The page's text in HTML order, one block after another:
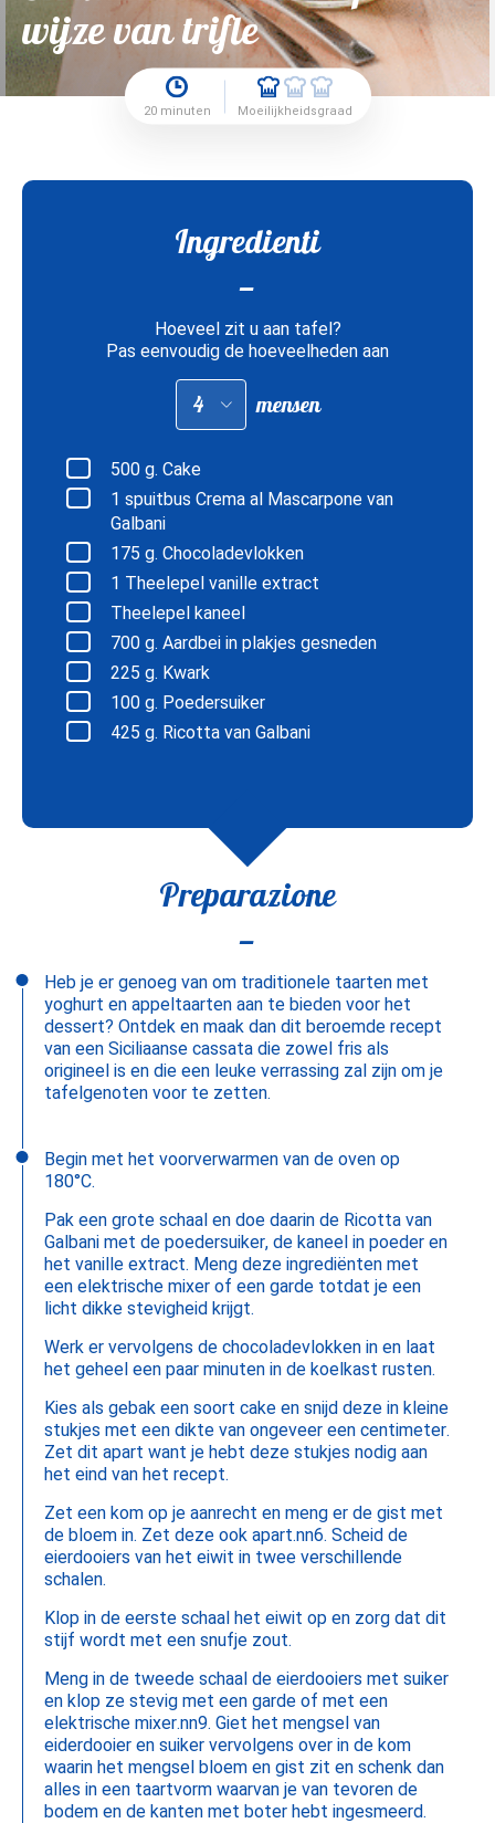
wijze van trifle
20 minuten Moeilijkheidsgraad
Ingredienti
Hoeveel zit u aan tafel?
Pas eenvoudig de hoeveelheden aan
Pas
hoeveelheden
aan
voor:
mensen
500 g. Cake
1 spuitbus Crema al Mascarpone van
Galbani
175 g. Chocoladevlokken
1 Theelepel vanille extract
Theelepel kaneel
700 g. Aardbei in plakjes gesneden
225 g. Kwark
100 g. Poedersuiker
425 g. Ricotta van Galbani
Preparazione
Heb je er genoeg van om traditionele taarten met
yoghurt en appeltaarten aan te bieden voor het
dessert? Ontdek en maak dan dit beroemde recept
van een Siciliaanse cassata die zowel fris als
origineel is en die een leuke verrassing zal zijn om je
tafelgenoten voor te zetten.
Begin met het voorverwarmen van de oven op
180°C.
Pak een grote schaal en doe daarin de Ricotta van
Galbani met de poedersuiker, de kaneel in poeder en
het vanille extract. Meng deze ingrediënten met
een elektrische mixer of een garde totdat je een
licht dikke stevigheid krijgt.
Werk er vervolgens de chocoladevlokken in en laat
het geheel een paar minuten in de koelkast rusten.
Kies als gebak een soort cake en snijd deze in kleine
stukjes met een dikte van ongeveer een centimeter.
Zet dit apart want je hebt deze stukjes nodig aan
het eind van het recept.
Zet een kom op je aanrecht en meng er de gist met
de bloem in. Zet deze ook apart.nn6. Scheid de
eierdooiers van het eiwit in twee verschillende
schalen.
Klop in de eerste schaal het eiwit op en zorg dat dit
stijf wordt met een snufje zout.
Meng in de tweede schaal de eierdooiers met suiker
en klop ze stevig met een garde of met een
elektrische mixer.nn9. Giet het mengsel van
eiderdooier en suiker vervolgens over in de kom
waarin het mengsel bloem en gist zit en schenk dan
alles in een taartvorm waarvan je van tevoren de
bodem en de kanten met boter hebt ingesmeerd.